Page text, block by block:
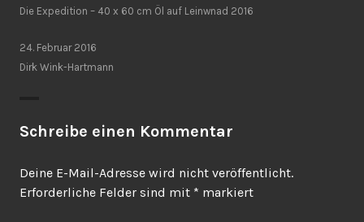
Die Expedition – 40 x 60 cm Öl auf Leinwnad 2016
24. Februar 2016
Dirk Wink-Hartmann
Schreibe einen Kommentar
Deine E-Mail-Adresse wird nicht veröffentlicht.
Erforderliche Felder sind mit * markiert